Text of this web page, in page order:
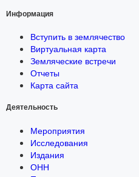
Информация
Вступить в землячество
Виртуальная карта
Земляческие встречи
Отчеты
Карта сайта
Деятельность
Мероприятия
Исследования
Издания
ОНН